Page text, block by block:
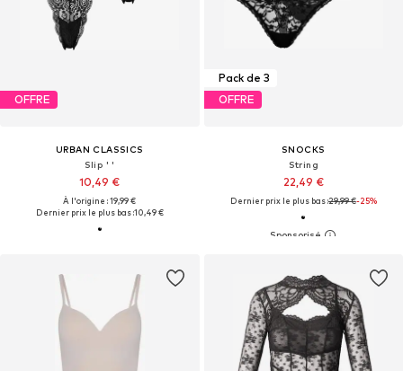
OFFRE
URBAN CLASSICS
Slip ' '
10,49 €
À l'origine : 19,99 €
Dernier prix le plus bas :10,49 €
Pack de 3
OFFRE
SNOCKS
String
22,49 €
Dernier prix le plus bas :29,99 €-25%